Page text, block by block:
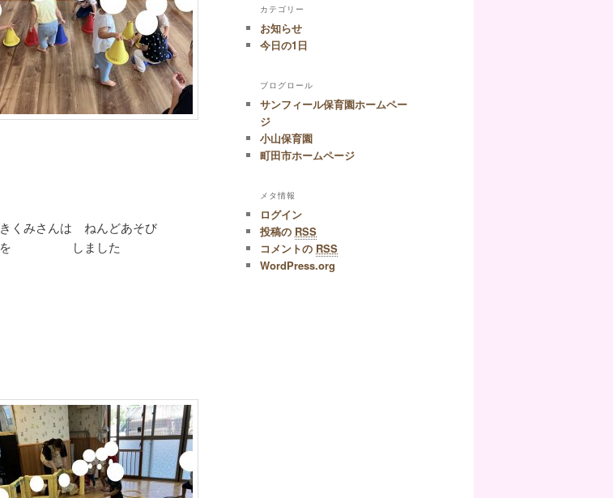
きくみさんは ねんどあそび
を しました
カテゴリー
お知らせ
今日の1日
ブログロール
サンフィール保育園ホームペー
ジ
小山保育園
町田市ホームページ
メタ情報
ログイン
投稿の RSS
コメントの RSS
WordPress.org